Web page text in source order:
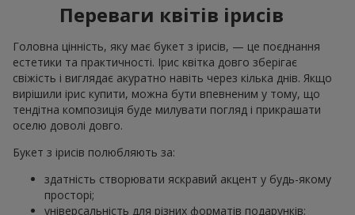
Переваги квітів ірисів
Головна цінність, яку має букет з ірисів, — це поєднання
естетики та практичності. Ірис квітка довго зберігає
свіжість і виглядає акуратно навіть через кілька днів. Якщо
вирішили ірис купити, можна бути впевненим у тому, що
тендітна композиція буде милувати погляд і прикрашати
оселю доволі довго.
Букет з ірисів полюбляють за:
здатність створювати яскравий акцент у будь-якому
просторі;
універсальність для різних форматів подарунків;